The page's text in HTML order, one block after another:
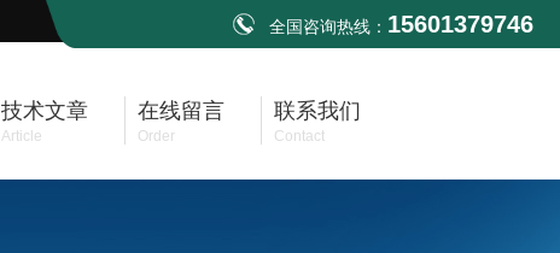
全国咨询热线： 15601379746
技术文章
Article
在线留言
Order
联系我们
Contact